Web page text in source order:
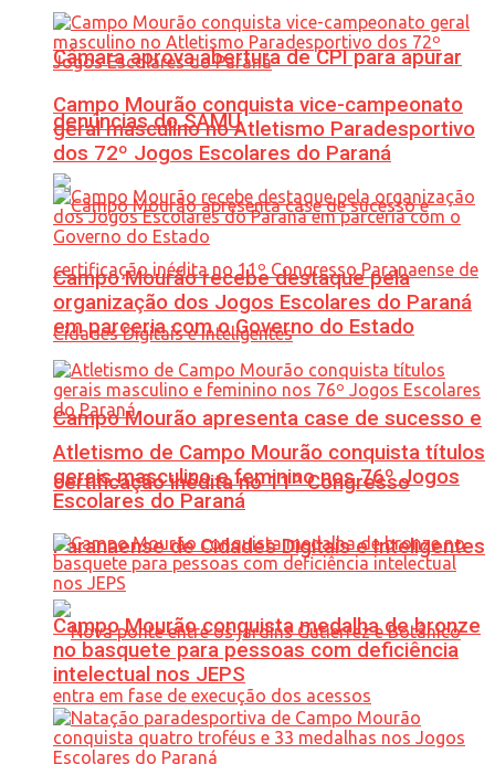
Câmara aprova abertura de CPI para apurar
denúncias do SAMU
Campo Mourão apresenta case de sucesso e
certificação inédita no 11º Congresso
Paranaense de Cidades Digitais e Inteligentes
Campo Mourão conquista vice-campeonato
geral masculino no Atletismo Paradesportivo
dos 72º Jogos Escolares do Paraná
Campo Mourão recebe destaque pela
organização dos Jogos Escolares do Paraná
em parceria com o Governo do Estado
Atletismo de Campo Mourão conquista títulos
gerais masculino e feminino nos 76º Jogos
Escolares do Paraná
Campo Mourão conquista medalha de bronze
no basquete para pessoas com deficiência
intelectual nos JEPS